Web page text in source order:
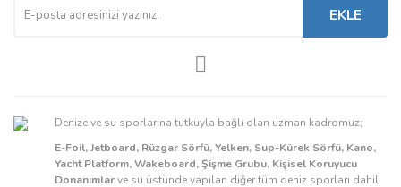
EKLE
Denize ve su sporlarına tutkuyla bağlı olan uzman kadromuz;
E-Foil, Jetboard, Rüzgar Sörfü, Yelken, Sup-Kürek Sörfü, Kano,
Yacht Platform, Wakeboard, Şişme Grubu, Kişisel Koruyucu
Donanımlarve su üstünde yapılan diğer tüm deniz sporları dahil